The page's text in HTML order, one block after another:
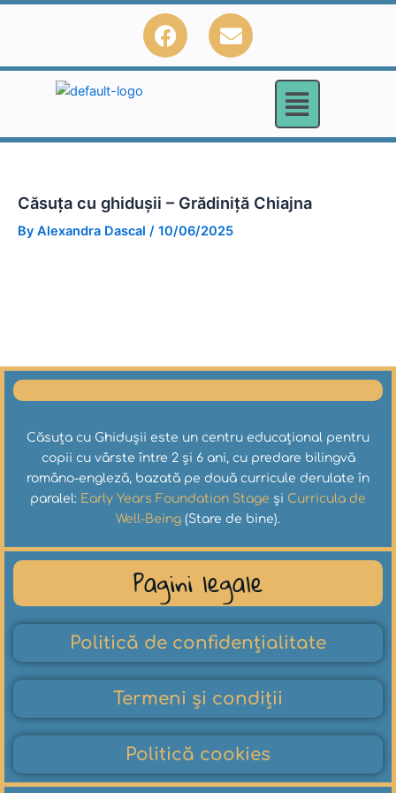
Skip
F
a
c
o
E
n
v
o
Căsuța cu ghidușii – Grădiniță Chiajna
By Alexandra Dascal / 10/06/2025
Căsuța cu Ghidușii este un centru educațional pentru
copii cu vârste între 2 și 6 ani, cu predare bilingvă
româno-engleză, bazată pe două curricule derulate în
paralel: Early Years Foundation Stage și Curricula de
Well-Being (Stare de bine).
Pagini legale
Politică de confidențialitate
Termeni și condiții
Politică cookies